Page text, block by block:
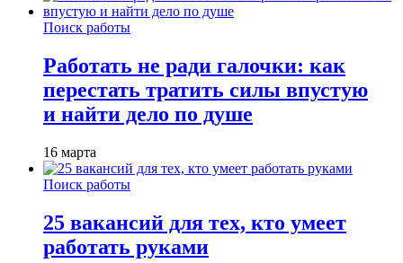
Поиск работы
Работать не ради галочки: как
перестать тратить силы впустую
и найти дело по душе
16 марта
Поиск работы
25 вакансий для тех, кто умеет
работать руками